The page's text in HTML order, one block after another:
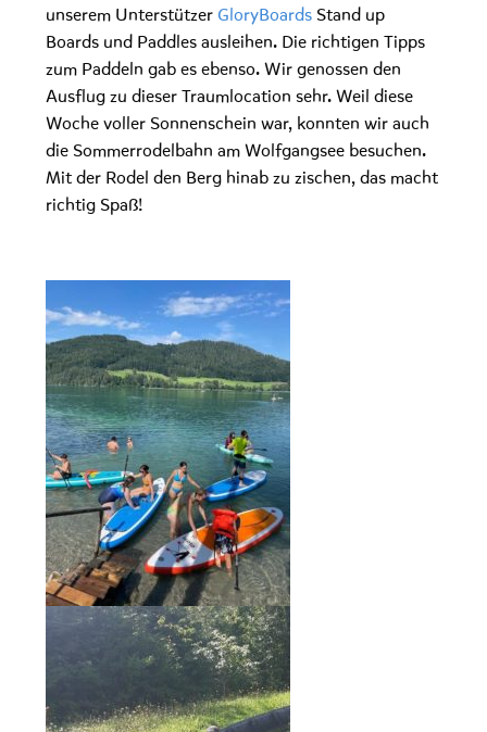
unserem Unterstützer GloryBoards Stand up
Boards und Paddles ausleihen. Die richtigen Tipps
zum Paddeln gab es ebenso. Wir genossen den
Ausflug zu dieser Traumlocation sehr. Weil diese
Woche voller Sonnenschein war, konnten wir auch
die Sommerrodelbahn am Wolfgangsee besuchen.
Mit der Rodel den Berg hinab zu zischen, das macht
richtig Spaß!